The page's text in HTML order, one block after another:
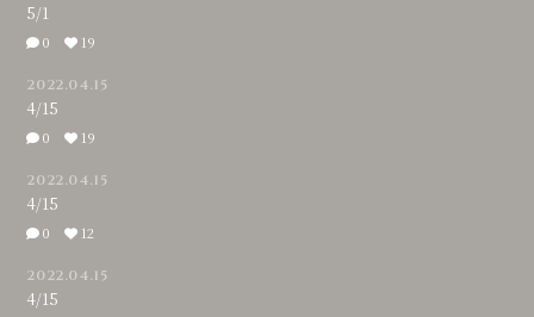
5/1
0 19
2022.04.15
4/15
0 19
2022.04.15
4/15
0 12
2022.04.15
4/15